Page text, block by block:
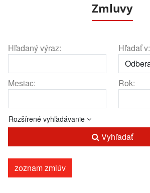
Zmluvy
Hľadaný výraz: Hľadať v:
Mesiac: Rok:
Rozšírené vyhľadávanie
Vyhľadať
zoznam zmlúv